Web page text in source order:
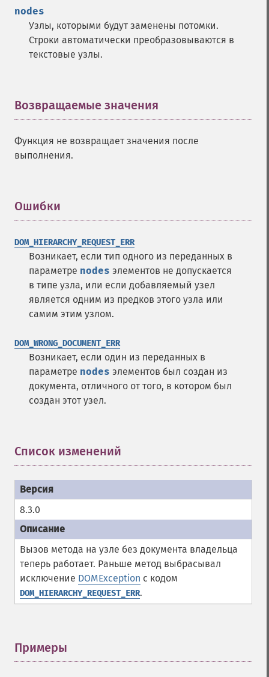
nodes
Узлы, которыми будут заменены потомки.
Строки автоматически преобразовываются в
текстовые узлы.
Возвращаемые значения
Функция не возвращает значения после
выполнения.
Ошибки
DOM_HIERARCHY_REQUEST_ERR
Возникает, если тип одного из переданных в
параметре nodes элементов не допускается
в типе узла, или если добавляемый узел
является одним из предков этого узла или
самим этим узлом.
DOM_WRONG_DOCUMENT_ERR
Возникает, если один из переданных в
параметре nodes элементов был создан из
документа, отличного от того, в котором был
создан этот узел.
Список изменений
8.3.0
Вызов метода на узле без документа владельца
теперь работает. Раньше метод выбрасывал
исключение DOMException с кодом
DOM_HIERARCHY_REQUEST_ERR.
Примеры